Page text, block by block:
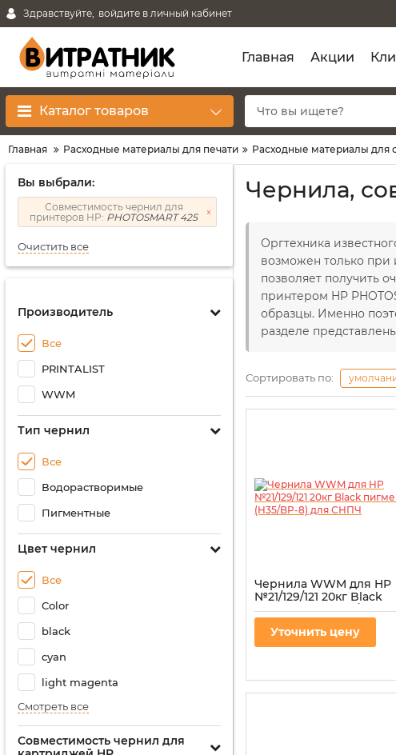
Здравствуйте, войдите в личный кабинет
Главная Акции
Каталог товаров
Главная Расходные материалы для печати Расходные материалы для
Вы выбрали:
Совместимость чернил для
принтеров HP: PHOTOSMART 425
Очистить все
Производитель
Все
PRINTALIST
WWM
Тип чернил
Все
Водорастворимые
Пигментные
Цвет чернил
Все
Color
black
cyan
light magenta
Смотреть все
Совместимость чернил для
Чернила,
Оргтехника
возможен только при
позволяет получить
принтером HP
образцы. Именно
разделе
Сортировать по:
Чернила WWM для HP
№21/129/121 20кг Black
пигментная (H35/BP-8)
СНПЧ
Артикул:H35/BP-8
Уточнить цену